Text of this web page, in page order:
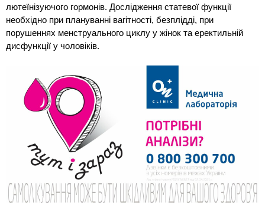
лютеїнізуючого гормонів. Дослідження статевої функції
необхідно при плануванні вагітності, безплідді, при
порушеннях менструального циклу у жінок та еректильній
дисфункції у чоловіків.